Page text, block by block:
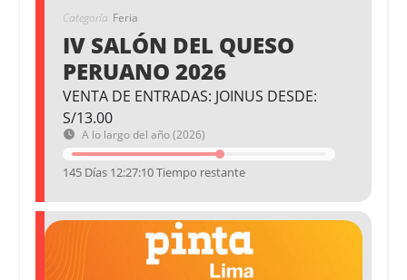
Categoría Feria
IV SALÓN DEL QUESO
PERUANO 2026
VENTA DE ENTRADAS: JOINUS DESDE:
S/13.00
A lo largo del año (2026)
145 Días 12:27:10 Tiempo restante